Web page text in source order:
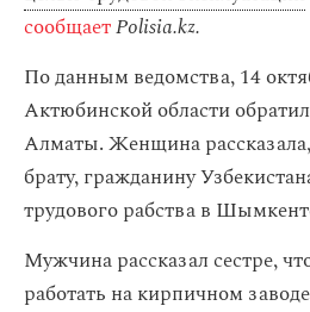
сообщаетPolisia.kz.
По данным ведомства, 14
Актюбинской области
Алматы. Женщина
брату, гражданину
трудового рабства в
Мужчина рассказал сестре,
работать на кирпичном